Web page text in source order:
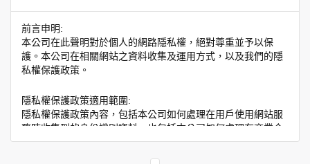
前言申明:
本公司在此聲明對於個人的網路隱私權，絕對尊重並予以保
護。本公司在相關網站之資料收集及運用方式，以及我們的隱
私權保護政策。
隱私權保護政策適用範圍:
隱私權保護政策內容，包括本公司如何處理在用戶使用網站服
務時收集到的身份識別資料，也包括本公司如何處理在商業合
作與本公司合作時分享的任何身份識別資料。隱私權保護政策